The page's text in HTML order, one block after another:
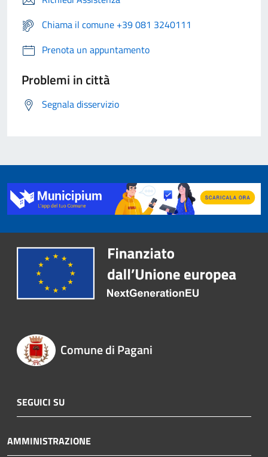
Chiama il comune +39 081 3240111
Prenota un appuntamento
Problemi in città
Segnala disservizio
Comune di Pagani
SEGUICI SU
AMMINISTRAZIONE